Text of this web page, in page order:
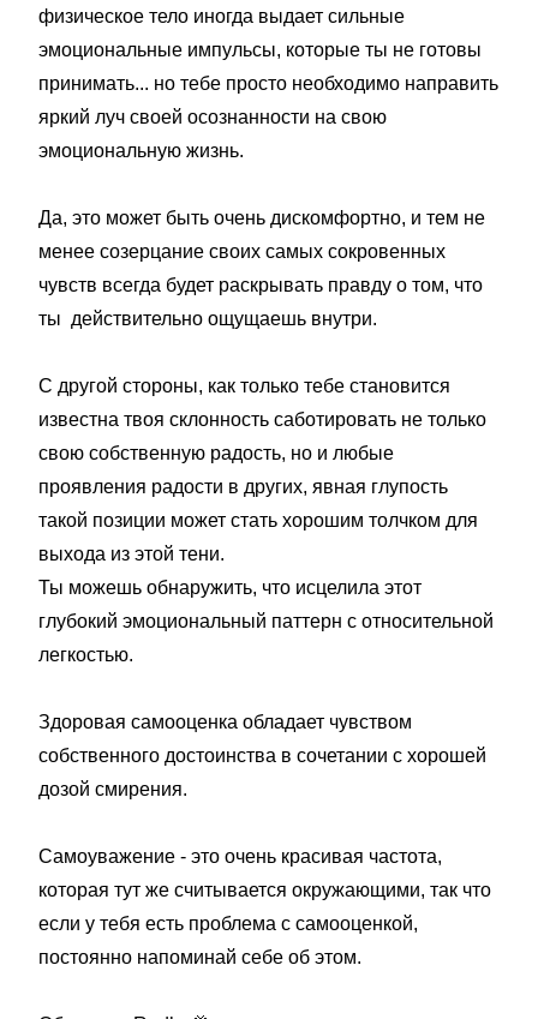
физическое тело иногда выда­ет сильные
эмоциональные импульсы, которые ты не готовы
принимать... но тебе просто необходимо направить
яркий луч своей осознанности на свою
эмоциональную жизнь.
Да, это может быть очень дискомфортно, и тем не
менее созерцание своих самых сокровенных
чувств всегда будет раскрывать правду о том, что
ты действительно ощущаешь внутри.
С дру­гой стороны, как только тебе становится
известна твоя склонность сабо­тировать не только
свою собственную радость, но и любые
проявления радости в других, явная глупость
такой позиции может стать хорошим толчком для
выхода из этой тени.
Ты можешь обнаружить, что исцелила этот
глубокий эмоциональный паттерн с относительной
легкостью.
Здоровая самооценка обладает чувством
собственного достоинства в сочетании с хорошей
дозой смирения.
Самоуважение - это очень кра­сивая частота,
которая тут же считывается окружающими, так что
если у тебя есть проблема с самооценкой,
постоянно напоминай себе об этом.